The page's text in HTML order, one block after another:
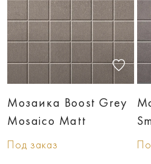
Мозаика Boost Grey
Mosaico Matt
Под заказ